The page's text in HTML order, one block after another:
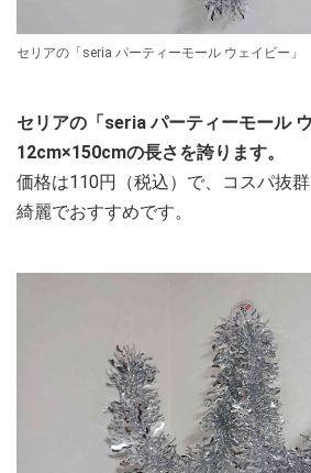
セリアの「seria パーティーモール ウェイビー」
セリアの「seria パーティーモール
12cm×150cmの長さを誇ります。
価格は110円（税込）で、コスパ抜
綺麗でおすすめです。